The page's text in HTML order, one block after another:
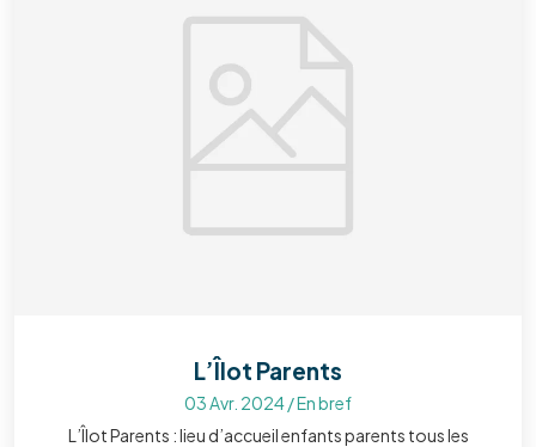
L’Îlot Parents
03 Avr. 2024/En bref
L’Îlot Parents : lieu d’accueil enfants parents tous les